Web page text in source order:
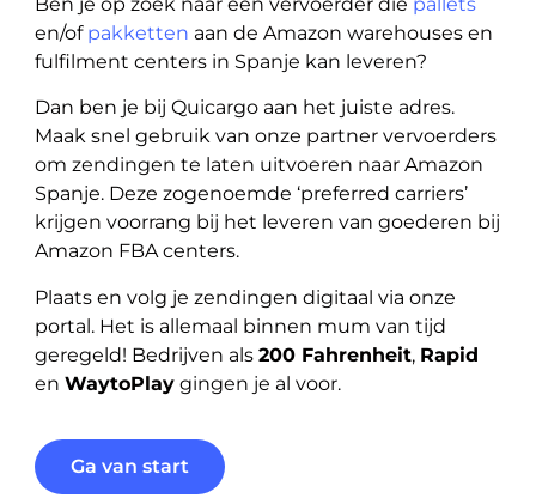
en/of pakketten aan de Amazon warehouses en
fulfilment centers in Spanje kan leveren?
Dan ben je bij Quicargo aan het juiste adres.
Maak snel gebruik van onze partner vervoerders
om zendingen te laten uitvoeren naar Amazon
Spanje. Deze zogenoemde ‘preferred carriers’
krijgen voorrang bij het leveren van goederen bij
Amazon FBA centers.
Plaats en volg je zendingen digitaal via onze
portal. Het is allemaal binnen mum van tijd
geregeld! Bedrijven als200 Fahrenheit, Rapid
enWaytoPlay gingen je al voor.
Ga van start